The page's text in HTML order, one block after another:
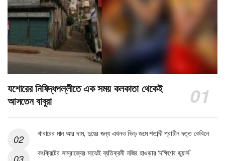
যশোরের নিষিদ্ধপল্লীতে এক সময় কলকাতা থেকেই
আসতেন বাবুরা
খাবারের মান আর দাম, দুয়ের জন্য এখনও ভিড় জমে শতাব্দী প্রাচীন দত্ত কেবিনে
কংক্রিটের সাম্রাজ্যের মাঝেই ব্যতিক্রমী নজির হাওড়ার ‘দক্ষিণের ডুয়ার্স’